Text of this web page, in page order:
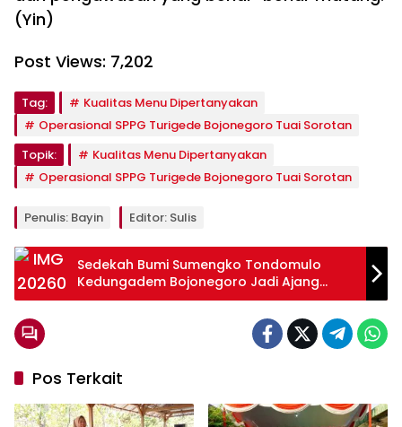
(Yin)
Post Views: 7,202
Tag:
Kualitas Menu Dipertanyakan
Operasional SPPG Turigede Bojonegoro Tuai Sorotan
Topik:
Kualitas Menu Dipertanyakan
Operasional SPPG Turigede Bojonegoro Tuai Sorotan
Penulis: Bayin Editor: Sulis
Sedekah Bumi Sumengko Tondomulo
Kedungadem Bojonegoro Jadi Ajang
Guyub Warga dan Pelestarian Budaya
Pos Terkait